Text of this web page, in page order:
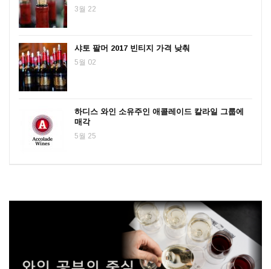
3월 22
샤토 팔머 2017 빈티지 가격 낮춰
5월 02
하디스 와인 소유주인 애콜레이드 칼라일 그룹에
매각
5월 25